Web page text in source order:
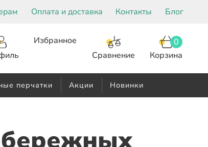
Оплата и доставка Контакты Блог
Избранное
Сравнение
Корзина
0
перчатки Акции Новинки